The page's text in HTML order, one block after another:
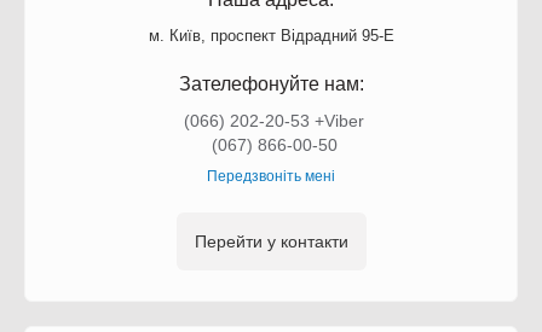
м. Київ, проспект Відрадний 95-Е
Зателефонуйте нам:
(066) 202-20-53 +Viber
(067) 866-00-50
Передзвоніть мені
Перейти у контакти